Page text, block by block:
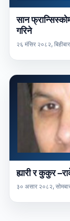
सान
गरिने
२६ मंसिर २०८२,
ह्यारी र कुकुर
३० असार २०८२,